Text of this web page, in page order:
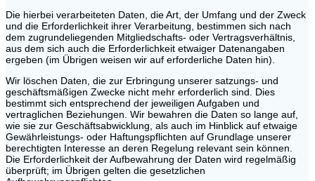
Die hierbei verarbeiteten Daten, die Art, der Umfang und der Zweck
und die Erforderlichkeit ihrer Verarbeitung, bestimmen sich nach
dem zugrundeliegenden Mitgliedschafts- oder Vertragsverhältnis,
aus dem sich auch die Erforderlichkeit etwaiger Datenangaben
ergeben (im Übrigen weisen wir auf erforderliche Daten hin).
Wir löschen Daten, die zur Erbringung unserer satzungs- und
geschäftsmäßigen Zwecke nicht mehr erforderlich sind. Dies
bestimmt sich entsprechend der jeweiligen Aufgaben und
vertraglichen Beziehungen. Wir bewahren die Daten so lange auf,
wie sie zur Geschäftsabwicklung, als auch im Hinblick auf etwaige
Gewährleistungs- oder Haftungspflichten auf Grundlage unserer
berechtigten Interesse an deren Regelung relevant sein können.
Die Erforderlichkeit der Aufbewahrung der Daten wird regelmäßig
überprüft; im Übrigen gelten die gesetzlichen